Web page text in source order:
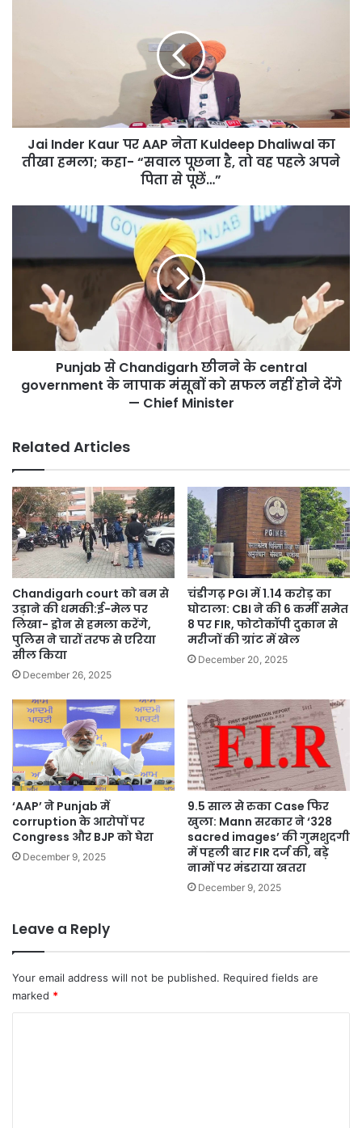
का
हमला;
वह
Jai Inder Kaur पर AAP नेता Kuldeep Dhaliwal का
तीखा हमला; कहा- “सवाल पूछना है, तो वह पहले अपने
पिता से पूछें…”
central
government
नापाक
देंगे
—
Chief
Minister
Punjab से Chandigarh छीनने के central
government के नापाक मंसूबों को सफल नहीं होने देंगे
— Chief Minister
Related Articles
Chandigarh court को बम से
उड़ाने की धमकी:ई-मेल पर
लिखा- ड्रोन से हमला करेंगे,
पुलिस ने चारों तरफ से एरिया
सील किया
December 26, 2025
चंडीगढ़ PGI में 1.14 करोड़ का
घोटाला: CBI ने की 6 कर्मी समेत
8 पर FIR, फोटोकॉपी दुकान से
मरीजों की ग्रांट में खेल
December 20, 2025
‘AAP’ ने Punjab में
corruption के आरोपों पर
Congress और BJP को घेरा
December 9, 2025
9.5 साल से रुका Case फिर
खुला: Mann सरकार ने ‘328
sacred images’ की गुमशुदगी
में पहली बार FIR दर्ज की, बड़े
नामों पर मंडराया खतरा
December 9, 2025
Leave a Reply
Your email address will not be published. Required fields are
marked *